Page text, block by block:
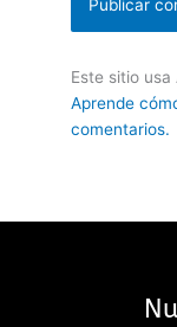
Este sitio
Aprende
comentarios.